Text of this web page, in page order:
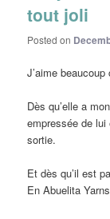
tout joli
Posted on
J’aime
Dès qu’elle a
empressée de
sortie.
Et dès qu’il est
En Abuelita